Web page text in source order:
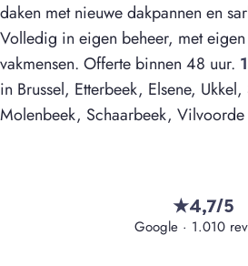
daken met nieuwe dakpannen en
Volledig in eigen beheer, met
vakmensen. Offerte binnen 48 uur.
in Brussel, Etterbeek, Elsene,
Molenbeek, Schaarbeek,
★4,7/5
Google · 1.010